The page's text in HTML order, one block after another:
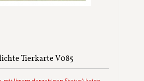
Tierkarte V085